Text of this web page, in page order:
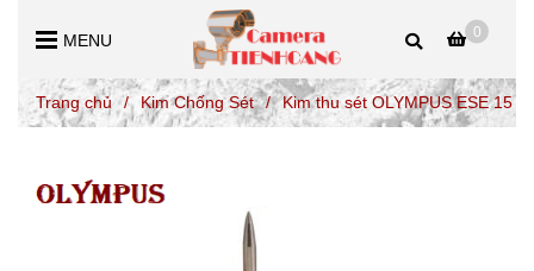
0
MENU
Trang chủ / Kim Chống Sét / Kim thu sét OLYMPUS ESE 15